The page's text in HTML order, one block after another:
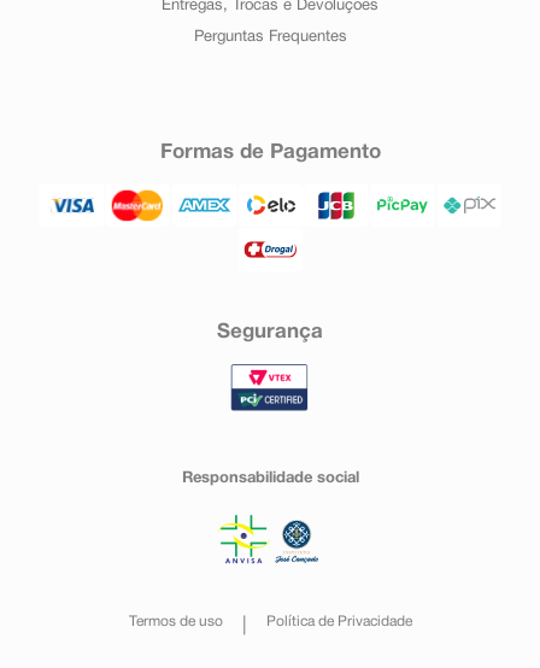
Entregas, Trocas e Devoluções
Perguntas Frequentes
Formas de Pagamento
Segurança
Responsabilidade social
Termos de uso Política de Privacidade